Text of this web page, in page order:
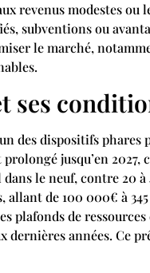
revenus modestes ou
subventions ou
le marché,
ses
des dispositifs phares
jusqu’en 2027,
le neuf, contre 20
allant de 100 000€ à
plafonds de
dernières années. Ce